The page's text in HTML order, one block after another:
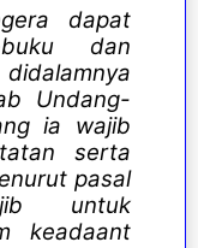
dapat
buku dan
Undang-
ia wajib
serta
pasal
untuk
keadaant